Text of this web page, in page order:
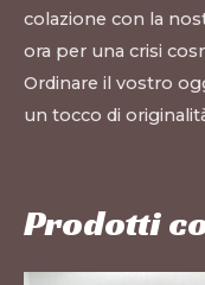
colazione con la
ora per una crisi
Ordinare il vostro
un tocco di
Prodotti